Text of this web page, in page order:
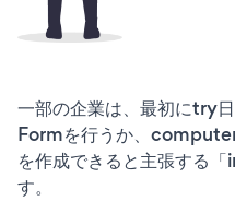
一部の企業は、最初にtry
Formを行うか、
を作成できると主張する
す。